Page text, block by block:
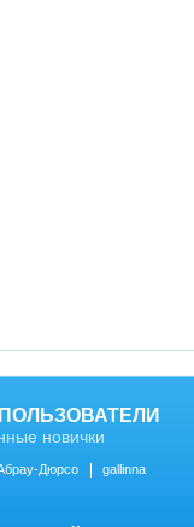
новички
Дюрсо
gallinna